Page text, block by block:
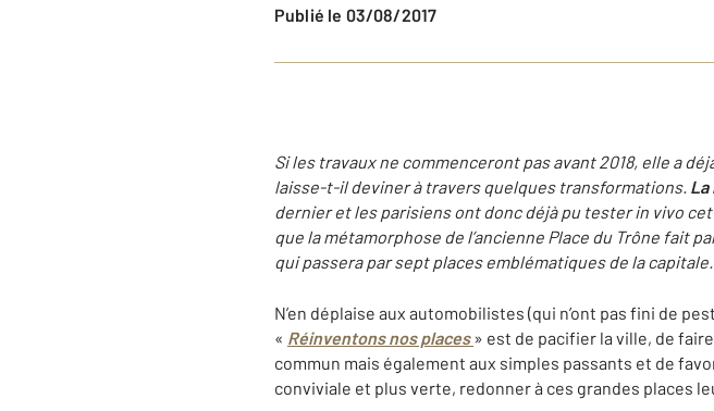
Publié le 03/08/2017
Si les travaux ne commenceront pas avant 2018, elle a
laisse-t-il deviner à travers quelques transformations. La
dernier et les parisiens ont donc déjà pu tester in vivo
que la métamorphose de l’ancienne Place du Trône fait
qui passera par sept places emblématiques de la capitale.
N’en déplaise aux automobilistes (qui n’ont pas fini de
« Réinventons nos places » est de pacifier la ville, de
commun mais également aux simples passants et de
conviviale et plus verte, redonner à ces grandes places